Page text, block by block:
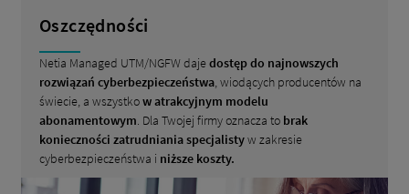
Oszczędności
Netia Managed UTM/NGFW dajedostęp do najnowszych
rozwiązań cyberbezpieczeństwa, wiodących producentów na
świecie, a wszystkow atrakcyjnym modelu
abonamentowym. Dla Twojej firmy oznacza to brak
konieczności zatrudniania specjalistyw zakresie
cyberbezpieczeństwa i niższe koszty.